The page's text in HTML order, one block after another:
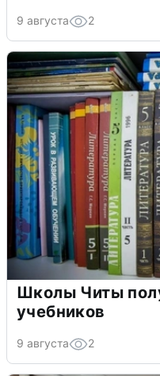
9 августа 2
Школы Читы
учебников
9 августа 2